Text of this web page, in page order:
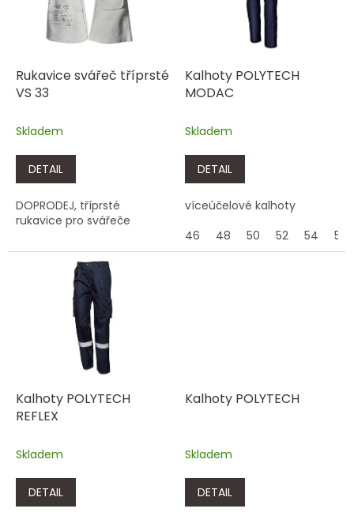
d
u
Rukavice svářeč tříprsté
VS 33
Skladem
DETAIL
DOPRODEJ, tříprsté
rukavice pro svářeče
Kalhoty POLYTECH
MODAC
Skladem
DETAIL
víceúčelové kalhoty
46
48 50 52 54 56
Kalhoty POLYTECH
REFLEX
Skladem
DETAIL
Kalhoty POLYTECH
Skladem
DETAIL